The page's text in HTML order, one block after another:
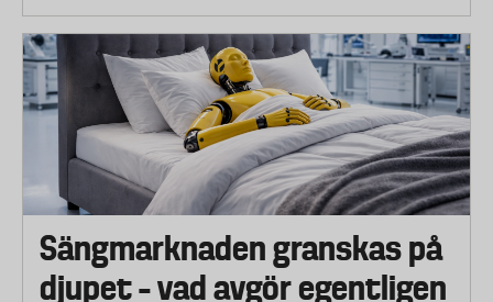
Mjukhet och ytstruktur 25%
Sängmarknaden granskas på
djupet – vad avgör egentligen